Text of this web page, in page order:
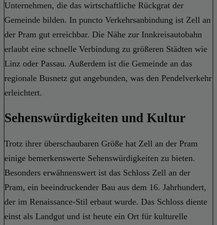
Unternehmen, die das wirtschaftliche Rückgrat der
Gemeinde bilden. In puncto Verkehrsanbindung ist Zell an
der Pram gut erreichbar. Die Nähe zur Innkreisautobahn
erlaubt eine schnelle Verbindung zu größeren Städten wie
Linz oder Passau. Außerdem ist die Gemeinde an das
regionale Busnetz gut angebunden, was den Pendelverkehr
erleichtert.
Sehenswürdigkeiten und Kultur
Trotz ihrer überschaubaren Größe hat Zell an der Pram
einige bemerkenswerte Sehenswürdigkeiten zu bieten.
Besonders erwähnenswert ist das Schloss Zell an der
Pram, ein beeindruckender Bau aus dem 16. Jahrhundert,
der im Renaissance-Stil erbaut wurde. Das Schloss diente
einst als Landgut und ist heute ein Ort für kulturelle